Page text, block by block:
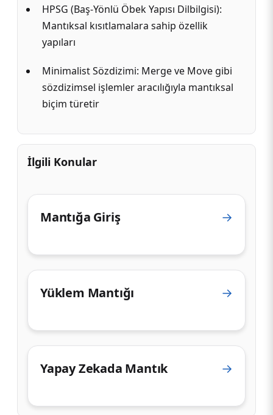
HPSG (Baş-Yönlü Öbek Yapısı Dilbilgisi):
Mantıksal kısıtlamalara sahip özellik
yapıları
Minimalist Sözdizimi: Merge ve Move gibi
sözdizimsel işlemler aracılığıyla mantıksal
biçim türetir
İlgili Konular
Mantığa Giriş →
Yüklem Mantığı →
Yapay Zekada Mantık →